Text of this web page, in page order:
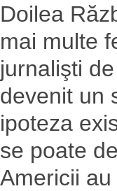
Doilea
mai multe
jurnalişti
devenit un
ipoteza
se poate
Americii